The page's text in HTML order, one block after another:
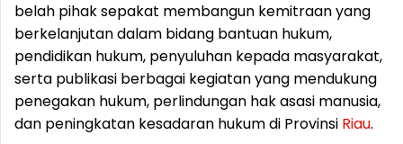
belah pihak sepakat membangun kemitraan yang
berkelanjutan dalam bidang bantuan hukum,
pendidikan hukum, penyuluhan kepada masyarakat,
serta publikasi berbagai kegiatan yang mendukung
penegakan hukum, perlindungan hak asasi manusia,
dan peningkatan kesadaran hukum di Provinsi Riau.